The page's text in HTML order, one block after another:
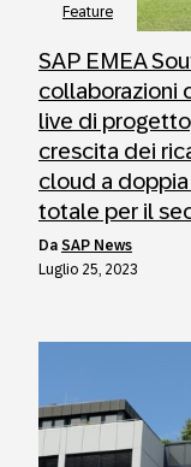
Feature
SAP EMEA
collaborazioni
live di
crescita dei
cloud a
totale per il
da SAP News
Luglio 25, 2023